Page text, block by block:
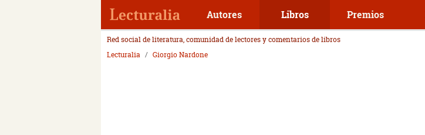
Autores Libros Premios
Red social de literatura, comunidad de lectores y comentarios de libros
Lecturalia
Giorgio Nardone